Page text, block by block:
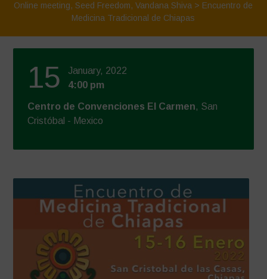
Online meeting, Seed Freedom,Vandana Shiva > Encuentro de
Medicina Tradicional de Chiapas
15
January, 2022
4:00 pm
Centro de Convenciones El Carmen, San
Cristóbal - Mexico